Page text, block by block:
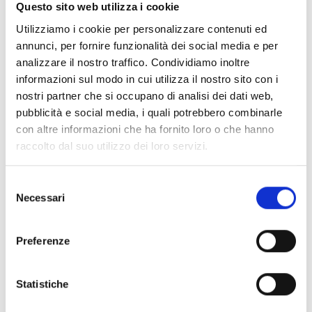
Questo sito web utilizza i cookie
Utilizziamo i cookie per personalizzare contenuti ed
annunci, per fornire funzionalità dei social media e per
analizzare il nostro traffico. Condividiamo inoltre
informazioni sul modo in cui utilizza il nostro sito con i
nostri partner che si occupano di analisi dei dati web,
pubblicità e social media, i quali potrebbero combinarle
con altre informazioni che ha fornito loro o che hanno
raccolto dal suo utilizzo dei loro servizi.
delNecessari
Preferenze
Statistiche
esporrà un manifesto ufficiale come segno di
partecipazione.
Informazioni:
Telefono:
Instagram